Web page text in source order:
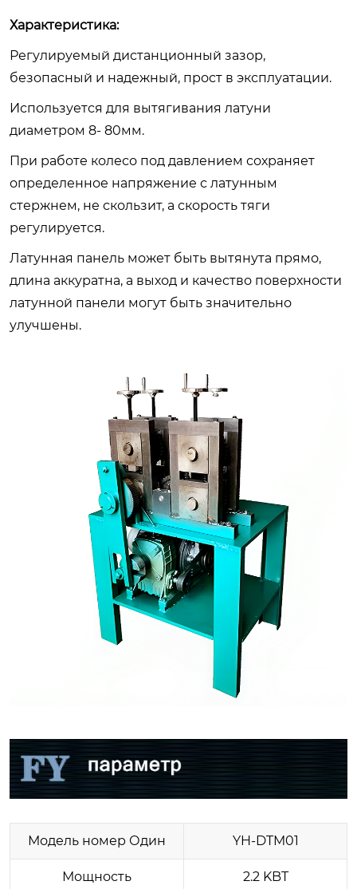
Характеристика:
Регулируемый дистанционный зазор,
безопасный и надежный, прост в эксплуатации.
Используется для вытягивания латуни
диаметром 8- 80мм.
При работе колесо под давлением сохраняет
определенное напряжение с латунным
стержнем, не скользит, а скорость тяги
регулируется.
Латунная панель может быть вытянута прямо,
длина аккуратна, а выход и качество поверхности
латунной панели могут быть значительно
улучшены.
Модель номер Один YH-DTM01
Мощность 2.2 KBT